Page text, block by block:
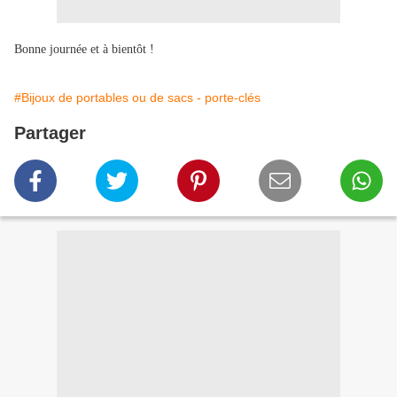
Bonne journée et à bientôt !
#Bijoux de portables ou de sacs - porte-clés
Partager